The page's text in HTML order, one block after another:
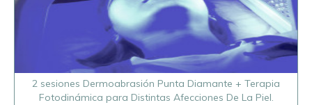
2 sesiones Dermoabrasión Punta Diamante + Terapia
Fotodinámica para Distintas Afecciones De La Piel.